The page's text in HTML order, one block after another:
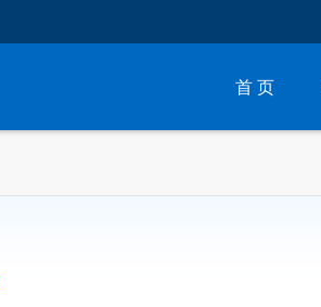
首 页